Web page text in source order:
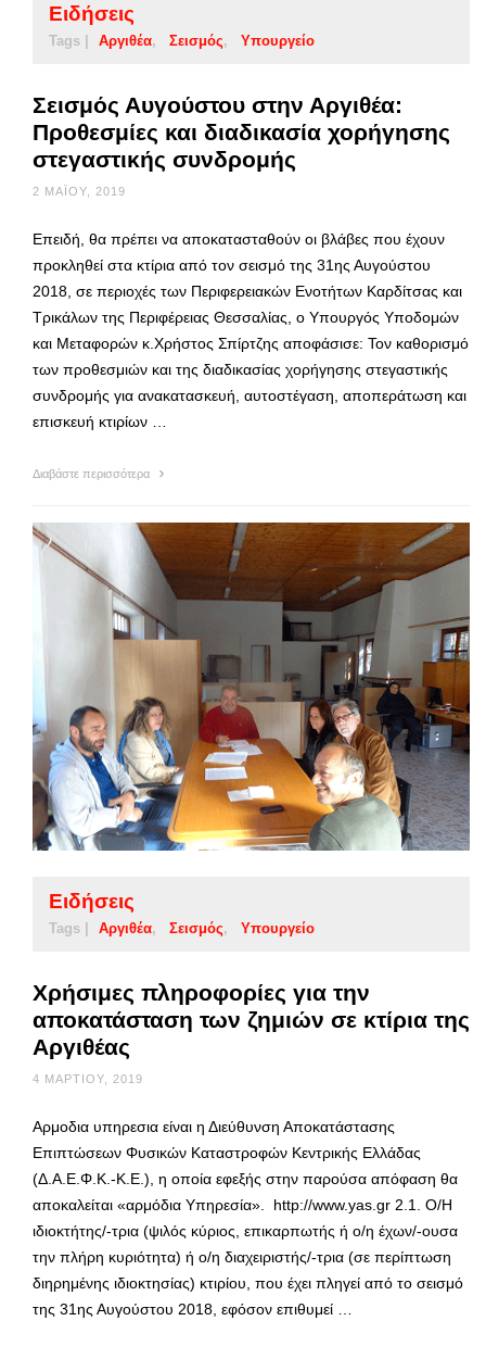
Ειδήσεις
Tags | Αργιθέα Σεισμός Υπουργείο
Σεισμός Αυγούστου στην Αργιθέα:
Προθεσμίες και διαδικασία χορήγησης
στεγαστικής συνδρομής
2 ΜΑΪ́ΟΥ, 2019
Επειδή, θα πρέπει να αποκατασταθούν οι βλάβες που έχουν
προκληθεί στα κτίρια από τον σεισμό της 31ης Αυγούστου
2018, σε περιοχές των Περιφερειακών Ενοτήτων Καρδίτσας και
Τρικάλων της Περιφέρειας Θεσσαλίας, ο Υπουργός Υποδομών
και Μεταφορών κ.Χρήστος Σπίρτζης αποφάσισε: Τον καθορισμό
των προθεσμιών και της διαδικασίας χορήγησης στεγαστικής
συνδρομής για ανακατασκευή, αυτοστέγαση, αποπεράτωση και
επισκευή κτιρίων …
Διαβάστε περισσότερα
Ειδήσεις
Tags | Αργιθέα Σεισμός Υπουργείο
Χρήσιμες πληροφορίες για την
αποκατάσταση των ζημιών σε κτίρια της
Αργιθέας
4 ΜΑΡΤΊΟΥ, 2019
Αρμοδια υπηρεσια είναι η Διεύθυνση Αποκατάστασης
Επιπτώσεων Φυσικών Καταστροφών Κεντρικής Ελλάδας
(Δ.Α.Ε.Φ.Κ.-Κ.Ε.), η οποία εφεξής στην παρούσα απόφαση θα
αποκαλείται «αρμόδια Υπηρεσία». http://www.yas.gr 2.1. Ο/Η
ιδιοκτήτης/-τρια (ψιλός κύριος, επικαρπωτής ή ο/η έχων/-ουσα
την πλήρη κυριότητα) ή ο/η διαχειριστής/-τρια (σε περίπτωση
διηρημένης ιδιοκτησίας) κτιρίου, που έχει πληγεί από το σεισμό
της 31ης Αυγούστου 2018, εφόσον επιθυμεί …